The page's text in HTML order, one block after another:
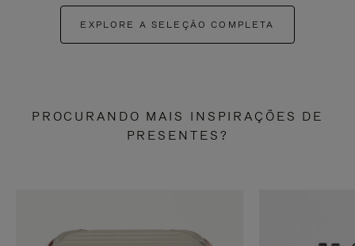
EXPLORE A SELEÇÃO COMPLETA
PROCURANDO MAIS INSPIRAÇÕES DE
PRESENTES?